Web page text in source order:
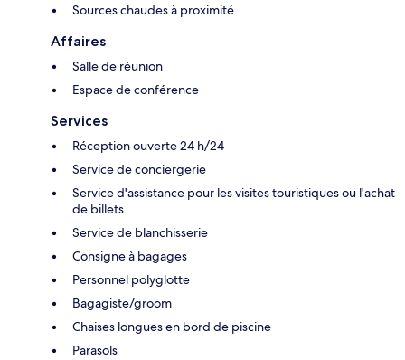
Sources chaudes à proximité
Affaires
Salle de réunion
Espace de conférence
Services
Réception ouverte 24 h/24
Service de conciergerie
Service d'assistance pour les visites touristiques ou l'achat
de billets
Service de blanchisserie
Consigne à bagages
Personnel polyglotte
Bagagiste/groom
Chaises longues en bord de piscine
Parasols